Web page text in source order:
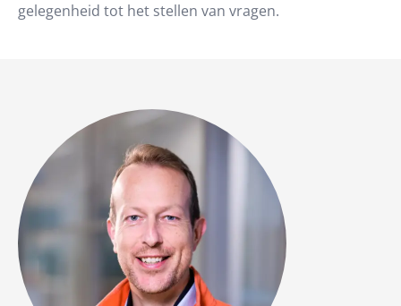
gelegenheid tot het stellen van vragen.